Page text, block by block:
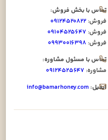
تماس با بخش فروش:
فروش: ۰۹۱۲۴۵۲۰۸۲۲
فروش: ۰۹۱۰۴۵۲۵۶۴۷
فروش: ۰۹۹۳۰۰۱۶۳۹۸
تماس با مسئول مشاوره:
مشاوره: ۰۹۱۲۴۵۲۵۶۴۷
ایمیل: info@bamarhoney.com